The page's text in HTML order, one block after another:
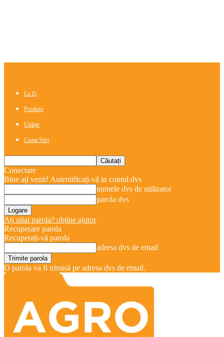
La Zi
Produse
Utilaje
Cauta Stiri
Conectare
Bine ați venit! Autentificați-vă in contul dvs
numele dvs de utilizator
parola dvs
Ați uitat parola? obține ajutor
Recuperare parola
Recuperați-vă parola
adresa dvs de email
O parola va fi trimisă pe adresa dvs de email.